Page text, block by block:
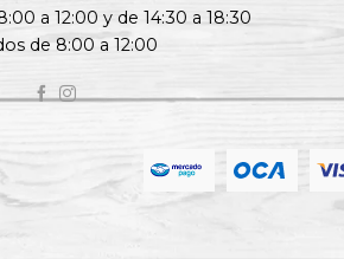
a 12:00 y de 14:30 a 18:30
de 8:00 a 12:00